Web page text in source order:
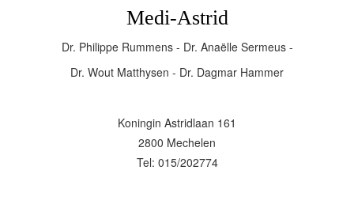
Medi-Astrid
Dr. Philippe Rummens - Dr. Anaëlle Sermeus -
Dr. Wout Matthysen - Dr. Dagmar Hammer
Koningin Astridlaan 161
2800 Mechelen
Tel: 015/202774